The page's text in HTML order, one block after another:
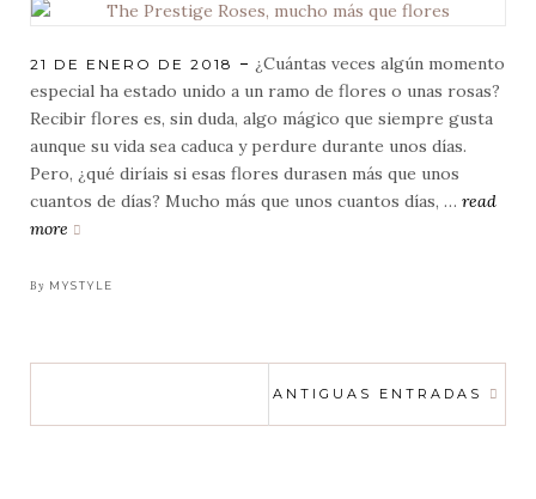
POSTED
21 DE ENERO DE 2018
¿Cuántas veces algún momento
especial ha estado unido a un ramo de flores o unas rosas?
Recibir flores es, sin duda, algo mágico que siempre gusta
aunque su vida sea caduca y perdure durante unos días.
Pero, ¿qué diríais si esas flores durasen más que unos
cuantos de días? Mucho más que unos cuantos días, … read
more
roses,
que
By MYSTYLE
ENTRADAS
ANTIGUAS ENTRADAS